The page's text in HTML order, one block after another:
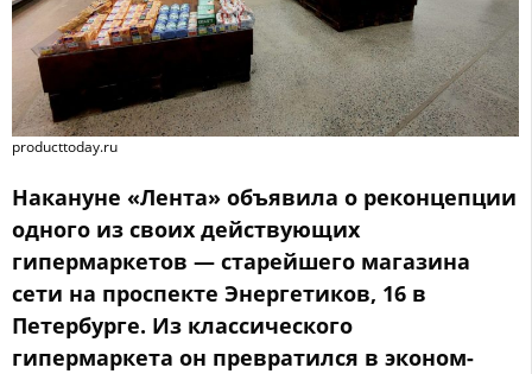
producttoday.ru
Накануне «Лента» объявила о реконцепции
одного из своих действующих
гипермаркетов — старейшего магазина
сети на проспекте Энергетиков, 16 в
Петербурге. Из классического
гипермаркета он превратился в эконом-